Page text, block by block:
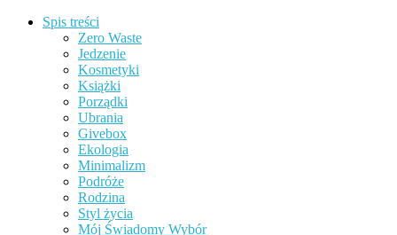
Spis treści
Zero Waste
Jedzenie
Kosmetyki
Książki
Porządki
Ubrania
Givebox
Ekologia
Minimalizm
Podróże
Rodzina
Styl życia
Mój Świadomy Wybór